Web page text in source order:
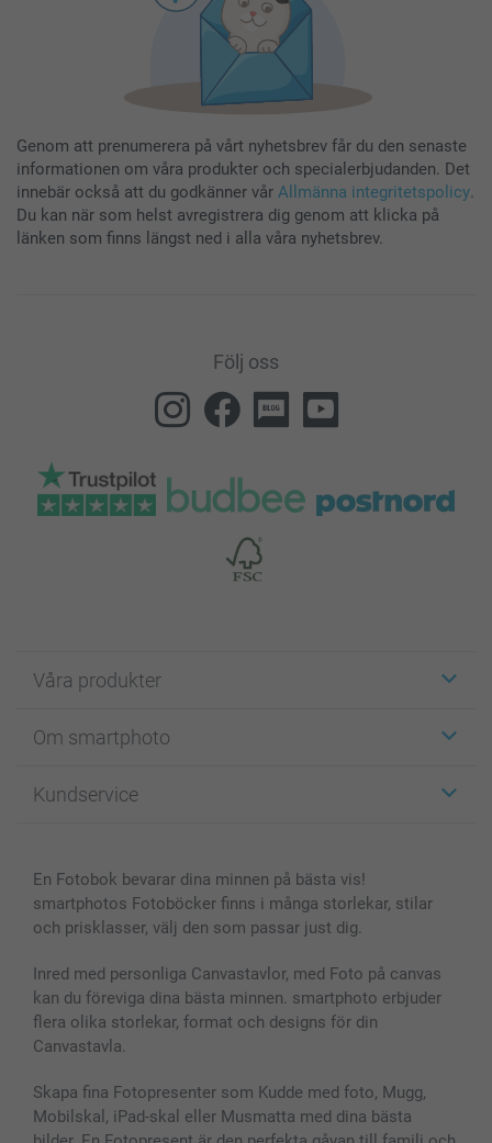
Genom att prenumerera på vårt nyhetsbrev får du den senaste
informationen om våra produkter och specialerbjudanden. Det
innebär också att du godkänner vår Allmänna integritetspolicy.
Du kan när som helst avregistrera dig genom att klicka på
länken som finns längst ned i alla våra nyhetsbrev.
Följ oss
Våra produkter
Fotokort
Fotoböcker
Skal till Mobil & Surfplatta
MyNameBook
Fotoramar & Tillbehör
Presentkort
Alla fotoprodukter
Om smartphoto
För affiliates
Sitemap
Villkor och garantier
Kundservice
smartbonus
Priser & betalning
En Fotobok bevarar dina minnen på bästa vis!
smartphotos Fotoböcker finns i många storlekar, stilar
och prisklasser, välj den som passar just dig.
Inred med personliga Canvastavlor, med Foto på canvas
kan du föreviga dina bästa minnen. smartphoto erbjuder
flera olika storlekar, format och designs för din
Canvastavla.
Skapa fina Fotopresenter som Kudde med foto, Mugg,
Mobilskal, iPad-skal eller Musmatta med dina bästa